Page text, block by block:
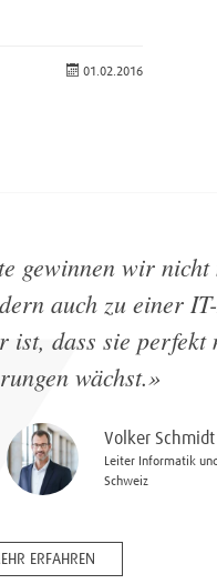
01.02.2016
gewinnen wir
auch zu einer
dass sie perfekt
wächst.»
Volker Schmidt
Leiter Informatik
Schweiz
ERFAHREN